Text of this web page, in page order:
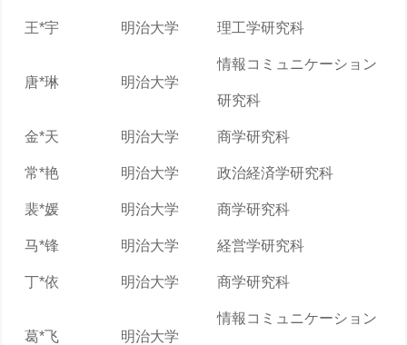
王*宇 明治大学 理工学研究科
唐*琳 明治大学
情報コミュニケーション
研究科
金*天 明治大学 商学研究科
常*艳 明治大学 政治経済学研究科
裴*媛 明治大学 商学研究科
马*锋 明治大学 経営学研究科
丁*依 明治大学 商学研究科
葛*飞 明治大学
情報コミュニケーション